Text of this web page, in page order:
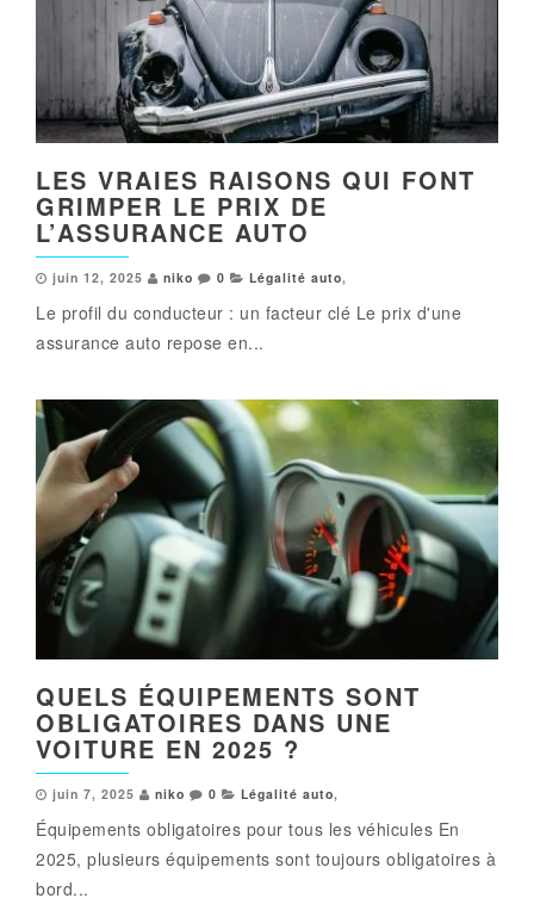
LES VRAIES RAISONS QUI FONT
GRIMPER LE PRIX DE
L’ASSURANCE AUTO
juin 12, 2025 niko 0 Légalité auto,
Le profil du conducteur : un facteur clé Le prix d'une
assurance auto repose en...
QUELS ÉQUIPEMENTS SONT
OBLIGATOIRES DANS UNE
VOITURE EN 2025 ?
juin 7, 2025 niko 0 Légalité auto,
Équipements obligatoires pour tous les véhicules En
2025, plusieurs équipements sont toujours obligatoires à
bord...